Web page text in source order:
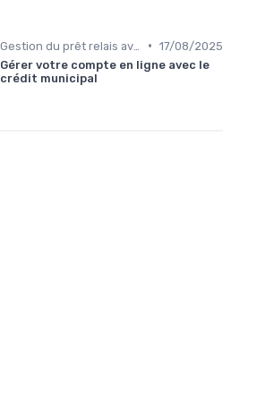
• 17/08/2025
Gérer votre compte en ligne avec le
crédit municipal